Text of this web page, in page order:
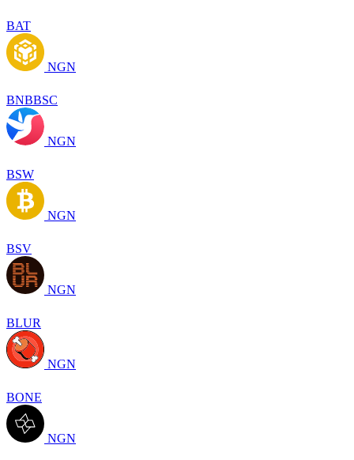
BAT
NGN
BNBBSC
NGN
BSW
NGN
BSV
NGN
BLUR
NGN
BONE
NGN